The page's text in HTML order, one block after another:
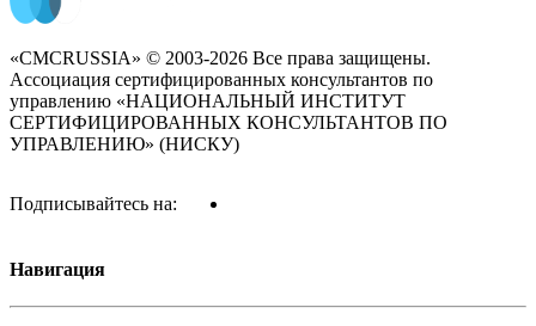
«CMCRUSSIA» © 2003-2026 Все права защищены.
Ассоциация сертифицированных консультантов по
управлению «НАЦИОНАЛЬНЫЙ ИНСТИТУТ
СЕРТИФИЦИРОВАННЫХ КОНСУЛЬТАНТОВ ПО
УПРАВЛЕНИЮ» (НИСКУ)
Подписывайтесь на:
Навигация